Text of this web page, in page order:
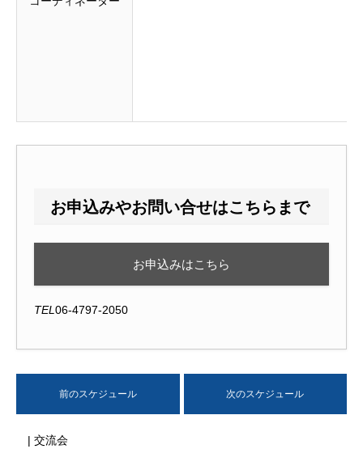
お申込みやお問い合せはこちらまで
お申込みはこちら
TEL 06-4797-2050
前のスケジュール 次のスケジュール
| 交流会